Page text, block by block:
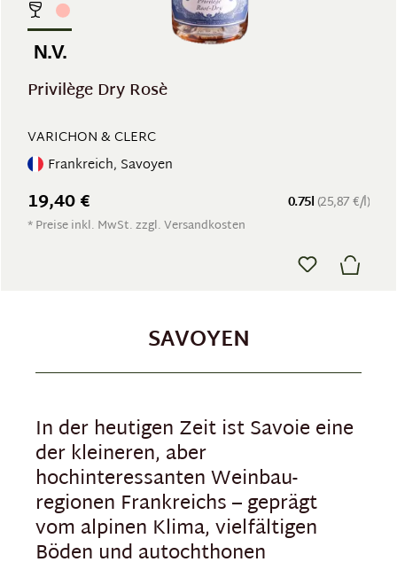
N.V.
Privilège Dry Rosè
VARICHON & CLERC
Frankreich, Savoyen
0.75l (25,87 €/l)
19,40 €
* Preise inkl. MwSt. zzgl. Versandkosten
SAVOYEN
In der heutigen Zeit ist Savoie eine
der kleineren, aber
hochinteressanten Weinbau­
regionen Frankreichs – geprägt
vom alpinen Klima, vielfältigen
Böden und autochthonen